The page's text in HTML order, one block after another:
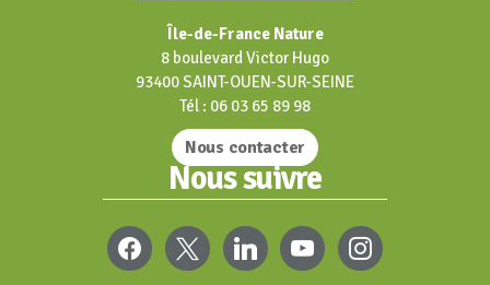
Île-de-France Nature
8 boulevard Victor Hugo
93400 SAINT-OUEN-SUR-SEINE
Tél : 06 03 65 89 98
Nous contacter
Nous suivre
FACEBOOK
X LINKEDINYOUTUBEINSTAGRAM